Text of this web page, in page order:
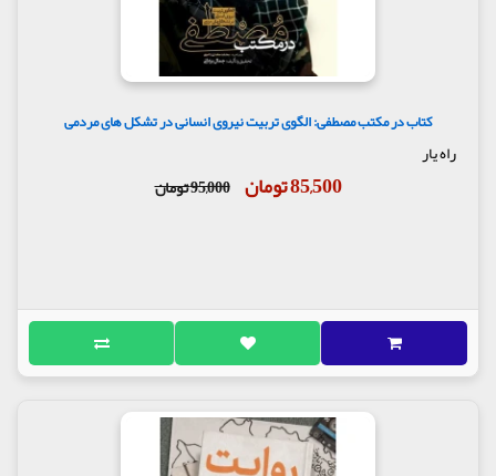
کتاب در مکتب مصطفی: الگوی تربیت نیروی انسانی در تشکل های مردمی
راه یار
85,500 تومان 95,000 تومان